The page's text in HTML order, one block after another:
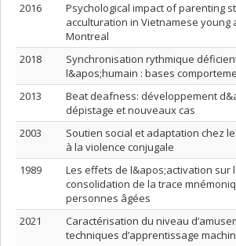
2016
Psychological impact of parenting
acculturation in Vietnamese young
Montreal
2018
Synchronisation rythmique
l&apos;humain : bases
2013
Beat deafness: développement
dépistage et nouveaux cas
2003
Soutien social et adaptation chez
à la violence conjugale
1989
Les effets de l&apos;activation sur
consolidation de la trace
personnes âgées
2021
Caractérisation du niveau
techniques d’apprentissage